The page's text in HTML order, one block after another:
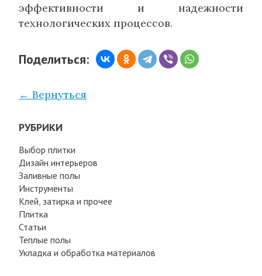
эффективности и надежности
технологических процессов.
Поделиться:
← Вернуться
РУБРИКИ
Выбор плитки
Дизайн интерьеров
Заливные полы
Инструменты
Клей, затирка и прочее
Плитка
Статьи
Теплые полы
Укладка и обработка материалов